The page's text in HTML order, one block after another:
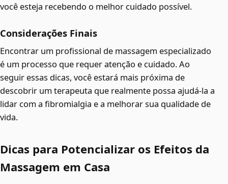
você esteja recebendo o melhor cuidado possível.
Considerações Finais
Encontrar um profissional de massagem especializado
é um processo que requer atenção e cuidado. Ao
seguir essas dicas, você estará mais próxima de
descobrir um terapeuta que realmente possa ajudá-la a
lidar com a fibromialgia e a melhorar sua qualidade de
vida.
Dicas para Potencializar os Efeitos da
Massagem em Casa